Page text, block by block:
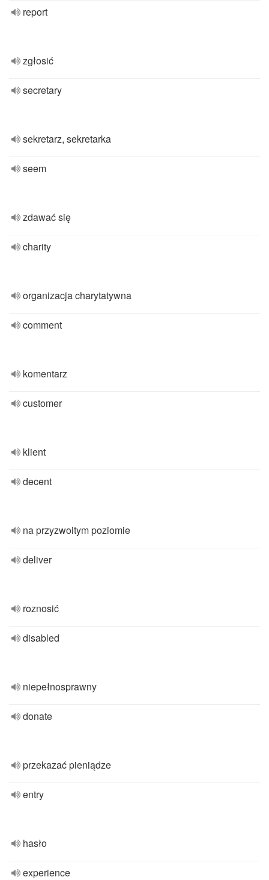
report
zgłosić
secretary
sekretarz, sekretarka
seem
zdawać się
charity
organizacja charytatywna
comment
komentarz
customer
klient
decent
na przyzwoitym poziomie
deliver
roznosić
disabled
niepełnosprawny
donate
przekazać pieniądze
entry
hasło
experience